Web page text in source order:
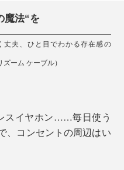
魔法“を
丈夫、ひと目でわかる存在感の
ーム ケーブル）
スイヤホン……毎日使う
、コンセントの周辺はい